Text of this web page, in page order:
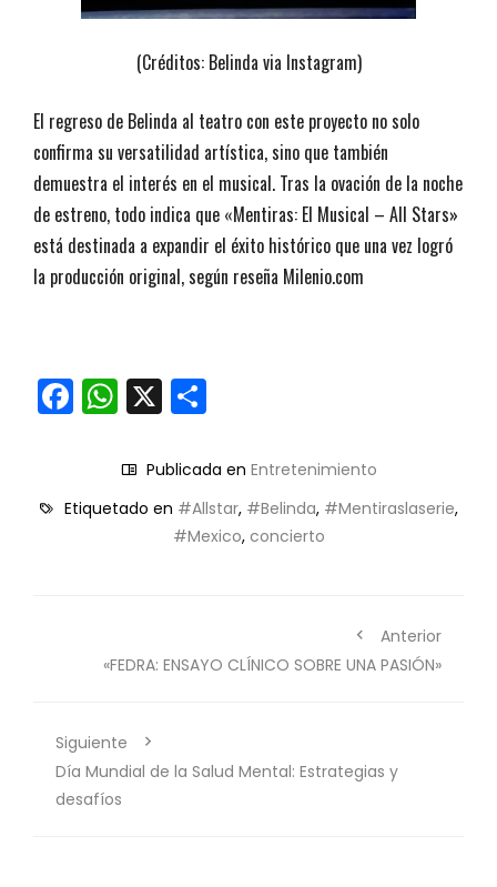
(Créditos: Belinda via Instagram)
El regreso de Belinda al teatro con este proyecto no solo
confirma su versatilidad artística, sino que también
demuestra el interés en el musical. Tras la ovación de la noche
de estreno, todo indica que «Mentiras: El Musical – All Stars»
está destinada a expandir el éxito histórico que una vez logró
la producción original, según reseña Milenio.com
Facebook
WhatsApp
X
Publicada en Entretenimiento
Etiquetado en #Allstar, #Belinda, #Mentiraslaserie,
#Mexico, concierto
Anterior
«FEDRA: ENSAYO CLÍNICO SOBRE UNA PASIÓN»
Siguiente
Día Mundial de la Salud Mental: Estrategias y
desafíos